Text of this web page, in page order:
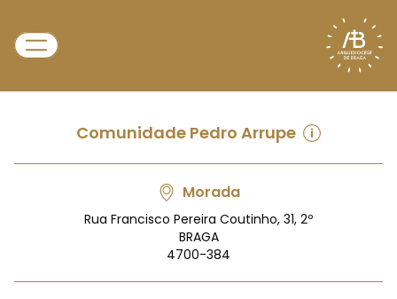
Comunidade Pedro Arrupe
Morada
Rua Francisco Pereira Coutinho, 31, 2º
BRAGA
4700-384